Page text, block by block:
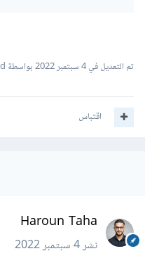
تم التعديل في4 سبتمبر 2022 بواسطة Ayoub Souad
اقتباس
Haroun Taha
نشر4 سبتمبر 2022